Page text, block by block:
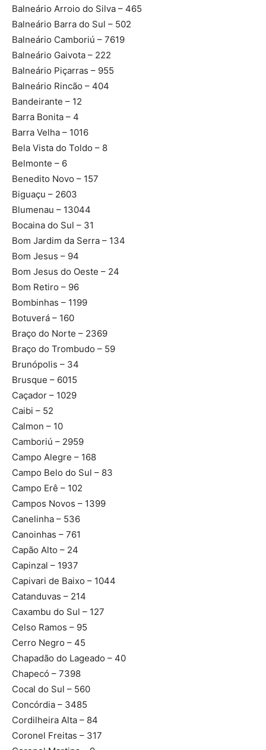
Balneário Arroio do Silva – 465
Balneário Barra do Sul – 502
Balneário Camboriú – 7619
Balneário Gaivota – 222
Balneário Piçarras – 955
Balneário Rincão – 404
Bandeirante – 12
Barra Bonita – 4
Barra Velha – 1016
Bela Vista do Toldo – 8
Belmonte – 6
Benedito Novo – 157
Biguaçu – 2603
Blumenau – 13044
Bocaina do Sul – 31
Bom Jardim da Serra – 134
Bom Jesus – 94
Bom Jesus do Oeste – 24
Bom Retiro – 96
Bombinhas – 1199
Botuverá – 160
Braço do Norte – 2369
Braço do Trombudo – 59
Brunópolis – 34
Brusque – 6015
Caçador – 1029
Caibi – 52
Calmon – 10
Camboriú – 2959
Campo Alegre – 168
Campo Belo do Sul – 83
Campo Erê – 102
Campos Novos – 1399
Canelinha – 536
Canoinhas – 761
Capão Alto – 24
Capinzal – 1937
Capivari de Baixo – 1044
Catanduvas – 214
Caxambu do Sul – 127
Celso Ramos – 95
Cerro Negro – 45
Chapadão do Lageado – 40
Chapecó – 7398
Cocal do Sul – 560
Concórdia – 3485
Cordilheira Alta – 84
Coronel Freitas – 317